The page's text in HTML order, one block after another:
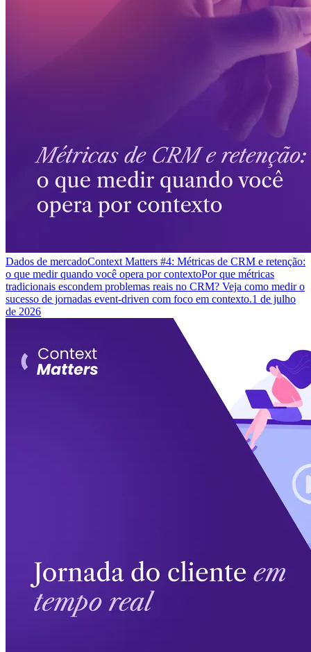
Dados de mercadoContext Matters #4: Métricas de CRM e retenção:
o que medir quando você opera por contextoPor que métricas
tradicionais escondem problemas reais no CRM? Veja como medir o
sucesso de jornadas event-driven com foco em contexto.1 de julho
de 2026